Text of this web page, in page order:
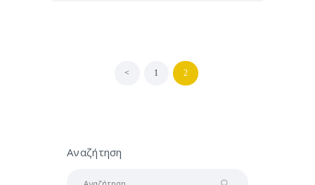
Σελιδοποίηση
< PAGE
1 PAGE
2
Αναζήτηση